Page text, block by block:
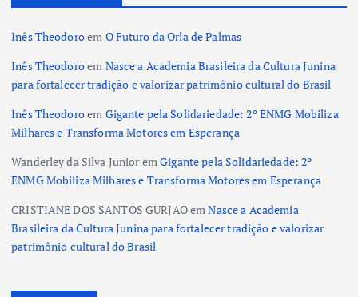
Inês Theodoroem O Futuro da Orla de Palmas
Inês Theodoroem Nasce a Academia Brasileira da Cultura Junina
para fortalecer tradição e valorizar patrimônio cultural do Brasil
Inês Theodoroem Gigante pela Solidariedade: 2º ENMG Mobiliza
Milhares e Transforma Motores em Esperança
Wanderley da Silva JunioremGigante pela Solidariedade: 2º
ENMG Mobiliza Milhares e Transforma Motores em Esperança
CRISTIANE DOS SANTOS GURJAOemNasce a Academia
Brasileira da Cultura Junina para fortalecer tradição e valorizar
patrimônio cultural do Brasil